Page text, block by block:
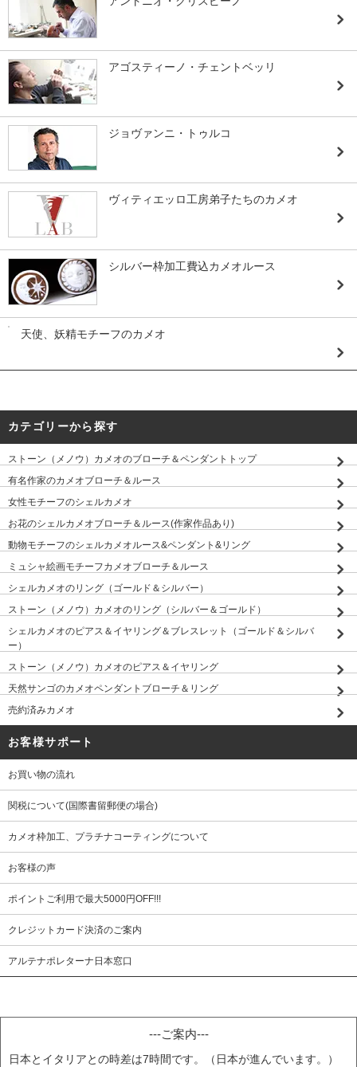
アゴスティーノ・チェントベッリ
ジョヴァンニ・トゥルコ
ヴィティエッロ工房弟子たちのカメオ
シルバー枠加工費込カメオルース
天使、妖精モチーフのカメオ
カテゴリーから探す
ストーン（メノウ）カメオのブローチ＆ペンダントトップ
有名作家のカメオブローチ＆ルース
女性モチーフのシェルカメオ
お花のシェルカメオブローチ＆ルース(作家作品あり)
動物モチーフのシェルカメオルース&ペンダント&リング
ミュシャ絵画モチーフカメオブローチ＆ルース
シェルカメオのリング（ゴールド＆シルバー）
ストーン（メノウ）カメオのリング（シルバー＆ゴールド）
シェルカメオのピアス＆イヤリング＆ブレスレット（ゴールド＆シルバ
ー）
ストーン（メノウ）カメオのピアス＆イヤリング
天然サンゴのカメオペンダントブローチ＆リング
売約済みカメオ
お客様サポート
お買い物の流れ
関税について(国際書留郵便の場合)
カメオ枠加工、プラチナコーティングについて
お客様の声
ポイントご利用で最大5000円OFF!!!
クレジットカード決済のご案内
アルテナポレターナ日本窓口
---ご案内---
日本とイタリアとの時差は7時間です。（日本が進んでいます。）